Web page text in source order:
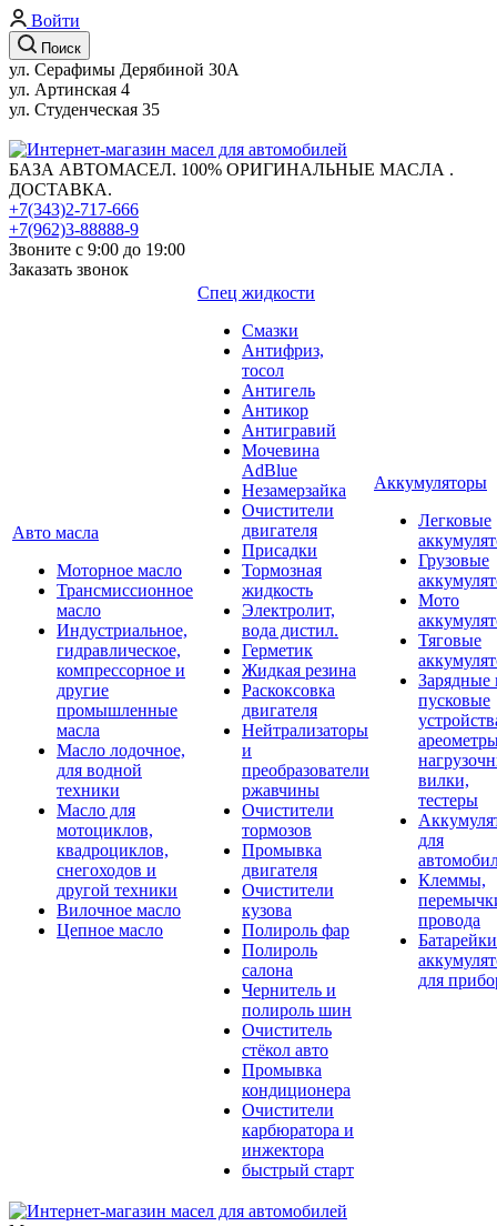
Войти
Поиск
ул. Серафимы Дерябиной 30А
ул. Артинская 4
ул. Студенческая 35
БАЗА АВТОМАСЕЛ. 100% ОРИГИНАЛЬНЫЕ МАСЛА .
ДОСТАВКА.
+7(343)2-717-666
+7(962)3-88888-9
Звоните с 9:00 до 19:00
Заказать звонок
Авто масла
Моторное масло
Трансмиссионное
масло
Индустриальное,
гидравлическое,
компрессорное и
другие
промышленные
масла
Масло лодочное,
для водной
техники
Масло для
мотоциклов,
квадроциклов,
снегоходов и
другой техники
Вилочное масло
Цепное масло
Спец жидкости
Смазки
Антифриз,
тосол
Антигель
Антикор
Антигравий
Мочевина
AdBlue
Незамерзайка
Очистители
двигателя
Присадки
Тормозная
жидкость
Электролит,
вода дистил.
Герметик
Жидкая резина
Раскоксовка
двигателя
Нейтрализаторы
и
преобразователи
ржавчины
Очистители
тормозов
Промывка
двигателя
Очистители
кузова
Полироль фар
Полироль
салона
Чернитель и
полироль шин
Очиститель
стёкол авто
Промывка
кондиционера
Очистители
карбюратора и
инжектора
быстрый старт
Аккумуляторы
Легковые
Грузовые
Мото
Тяговые
Зарядные
пусковые
вилки,
тестеры
для
Клеммы,
провода
для